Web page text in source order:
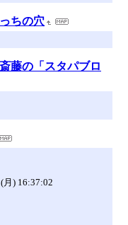
ちの穴
藤の「スタパブロ
月) 16:37:02